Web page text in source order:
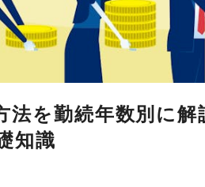
法を勤続年数別に解
知識